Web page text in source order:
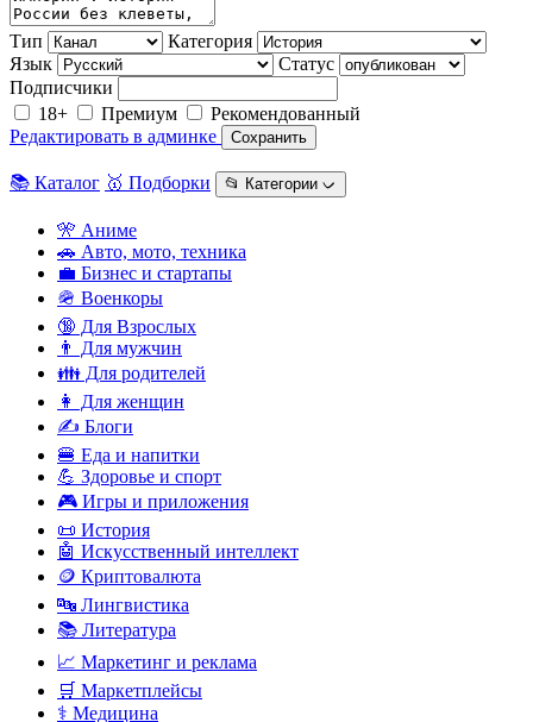
Тип
Категория
Язык
Статус
Подписчики
18+
Премиум
Рекомендованный
Редактировать в админке
Сохранить
📚 Каталог 🥇 Подборки 📂 Категории ᨆ
🎌 Аниме
🚗 Авто, мото, техника
💼 Бизнес и стартапы
🪖 Военкоры
🔞 Для Взрослых
👨 Для мужчин
👪 Для родителей
👩 Для женщин
✍️ Блоги
🍔 Еда и напитки
💪 Здоровье и спорт
🎮 Игры и приложения
📜 История
🤖 Искусственный интеллект
🪙 Криптовалюта
🔤 Лингвистика
📚 Литература
📈 Маркетинг и реклама
🛒 Маркетплейсы
⚕️ Медицина